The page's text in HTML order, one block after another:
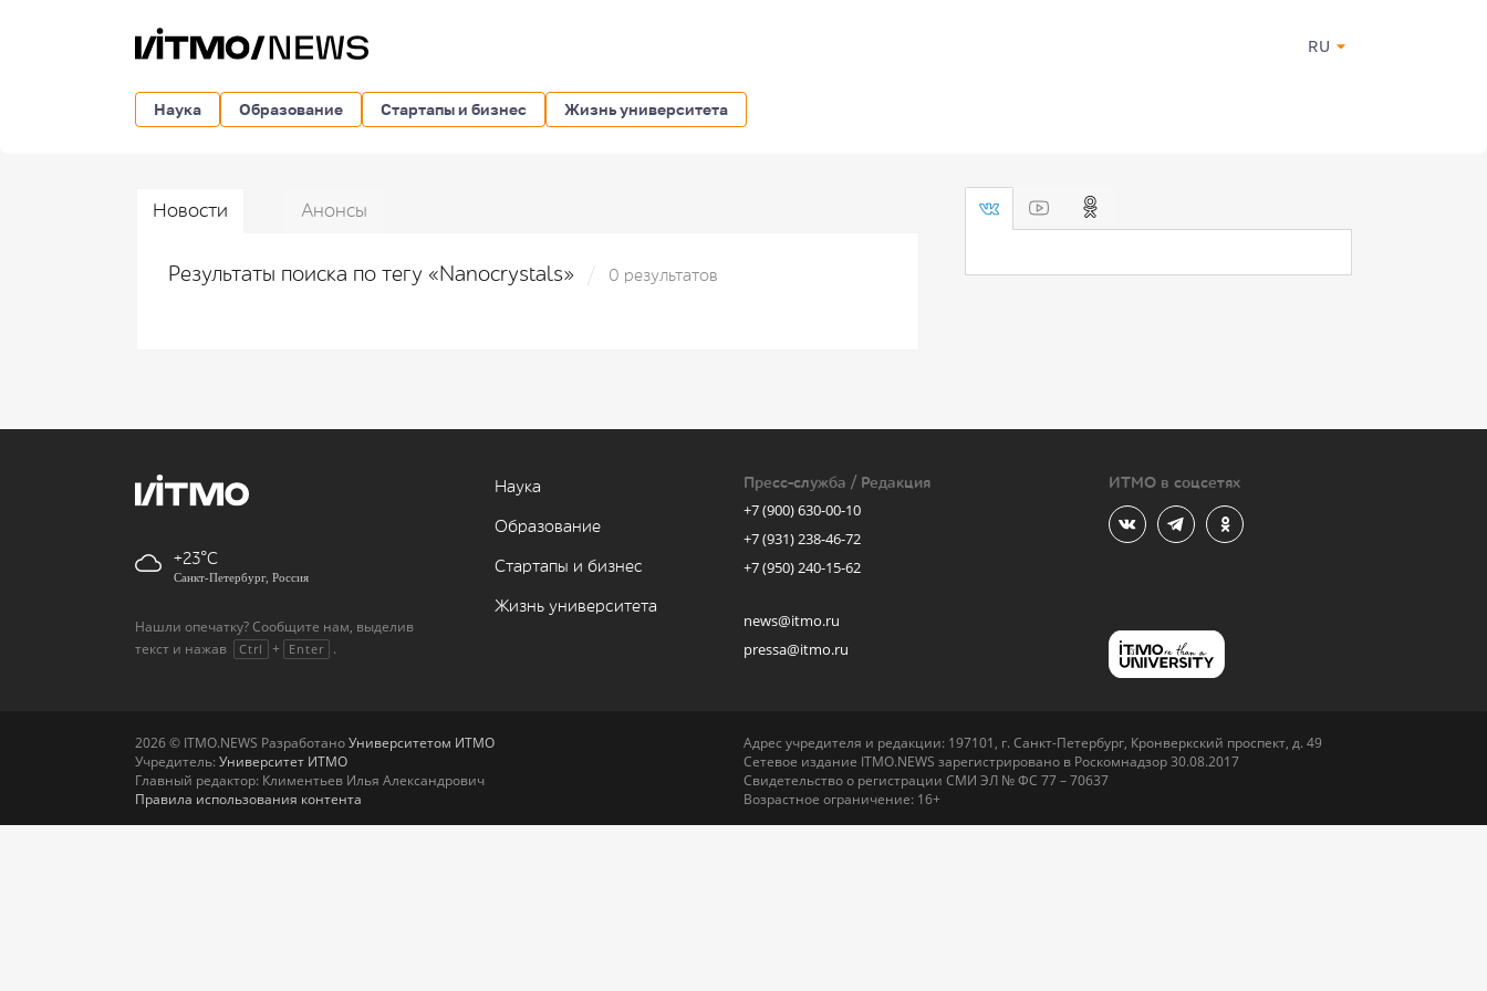
RU
Наука Образование Стартапы и бизнес Жизнь университета
Новости Анонсы
Результаты поиска по тегу «Nanocrystals» 0 результатов
+23
Санкт-Петербург, Россия
Нашли опечатку? Сообщите нам, выделив
текст и нажав
Ctrl + Enter .
Наука
Образование
Стартапы и бизнес
Жизнь университета
Пресс-служба / Редакция
+7 (900) 630-00-10
+7 (931) 238-46-72
+7 (950) 240-15-62
news@itmo.ru
pressa@itmo.ru
ИТМО в соцсетях
2026 © ITMO.NEWS РазработаноУниверситетом ИТМО
Учредитель: Университет ИТМО
Главный редактор: Климентьев Илья Александрович
Правила использования контента
Адрес учредителя и редакции: 197101, г. Санкт-Петербург, Кронверкский проспект, д. 49
Сетевое издание ITMO.NEWS зарегистрировано в Роскомнадзор 30.08.2017
Свидетельство о регистрации СМИ ЭЛ № ФС 77 – 70637
Возрастное ограничение: 16+